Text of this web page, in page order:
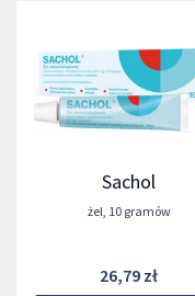
Sachol
żel, 10 gramów
26,79 zł